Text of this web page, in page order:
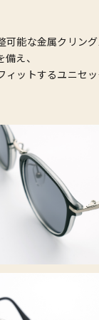
可能な金属クリン
え、
ィットするユニセッ